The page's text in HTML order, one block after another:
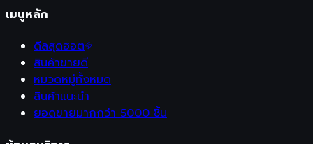
เมนูหลัก
ดีลสุดฮอต
สินค้าขายดี
หมวดหมู่ทั้งหมด
สินค้าแนะนำ
ยอดขายมากกว่า 5000 ชิ้น